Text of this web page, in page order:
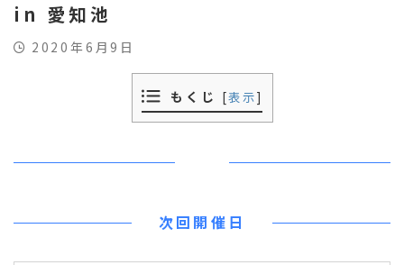
in 愛知池
2020年6月9日
もくじ [表示]
次回開催日